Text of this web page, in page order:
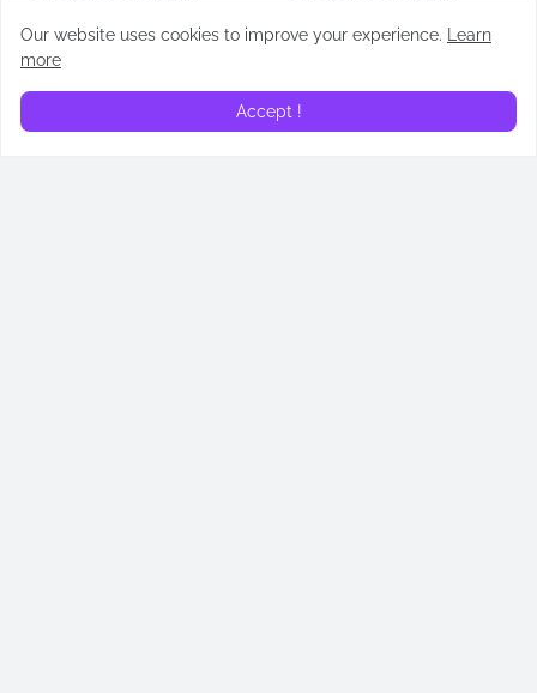
RECAPS
Our website uses cookies to improve your experience.
Learn
more
Accept !